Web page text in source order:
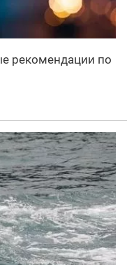
рекомендации по